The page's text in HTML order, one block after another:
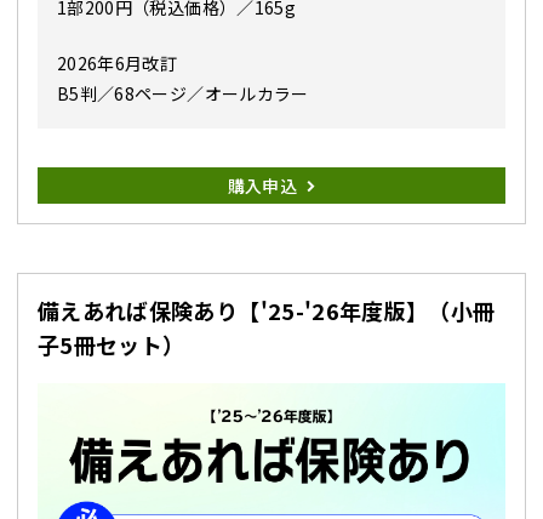
1部200円（税込価格）／165g
2026年6月改訂
B5判／68ページ／オールカラー
購入申込
備えあれば保険あり【'25-'26年度版】（小冊
子5冊セット）